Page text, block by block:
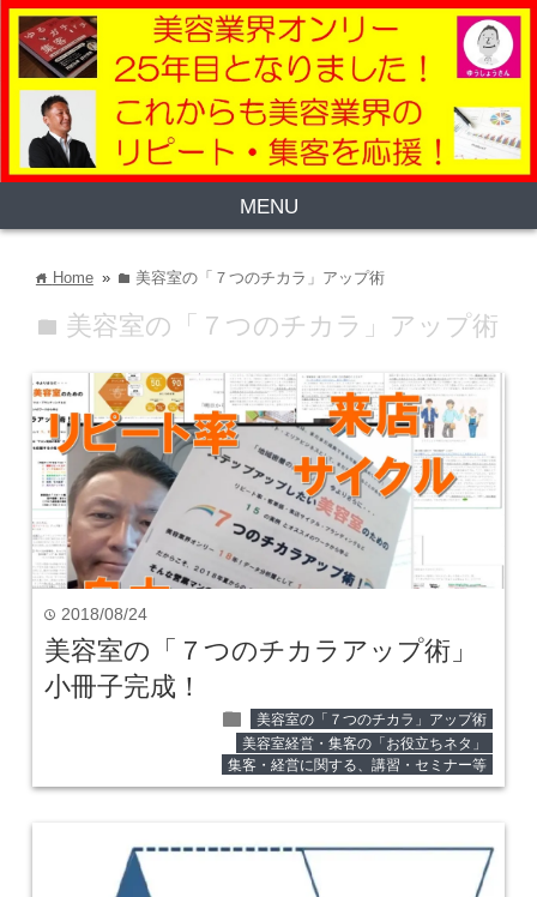
MENU
home Home » folder 美容室の「７つのチカラ」アップ術
folder 美容室の「７つのチカラ」アップ術
time 2018/08/24
美容室の「７つのチカラアップ術」
小冊子完成！
folder
美容室の「７つのチカラ」アップ術
美容室経営・集客の「お役立ちネタ」
集客・経営に関する、講習・セミナー等